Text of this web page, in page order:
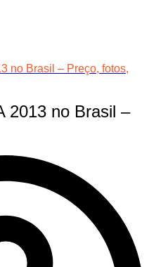
no Brasil – Preço, fotos,
2013 no Brasil –